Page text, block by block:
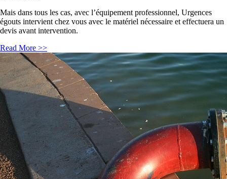
Mais dans tous les cas, avec l’équipement professionnel, Urgences
égouts intervient chez vous avec le matériel nécessaire et effectuera un
devis avant intervention.
Read More >>